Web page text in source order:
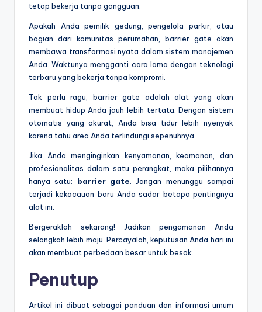
tetap bekerja tanpa gangguan.
Apakah Anda pemilik gedung, pengelola parkir, atau
bagian dari komunitas perumahan, barrier gate akan
membawa transformasi nyata dalam sistem manajemen
Anda. Waktunya mengganti cara lama dengan teknologi
terbaru yang bekerja tanpa kompromi.
Tak perlu ragu, barrier gate adalah alat yang akan
membuat hidup Anda jauh lebih tertata. Dengan sistem
otomatis yang akurat, Anda bisa tidur lebih nyenyak
karena tahu area Anda terlindungi sepenuhnya.
Jika Anda menginginkan kenyamanan, keamanan, dan
profesionalitas dalam satu perangkat, maka pilihannya
hanya satu: barrier gate . Jangan menunggu sampai
terjadi kekacauan baru Anda sadar betapa pentingnya
alat ini.
Bergeraklah sekarang! Jadikan pengamanan Anda
selangkah lebih maju. Percayalah, keputusan Anda hari ini
akan membuat perbedaan besar untuk besok.
Penutup
Artikel ini dibuat sebagai panduan dan informasi umum